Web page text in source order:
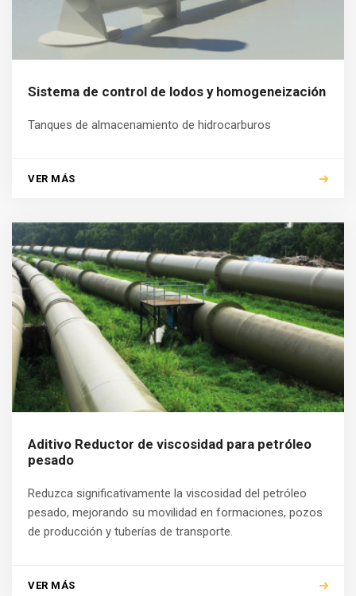
Sistema de control de lodos y homogeneización
Tanques de almacenamiento de hidrocarburos
VER MÁS
Aditivo Reductor de viscosidad para petróleo
pesado
Reduzca significativamente la viscosidad del petróleo
pesado, mejorando su movilidad en formaciones, pozos
de producción y tuberías de transporte.
VER MÁS